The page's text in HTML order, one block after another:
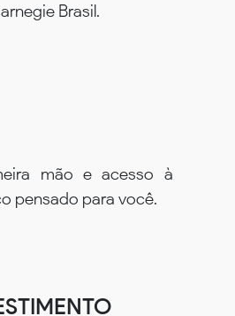
Brasil.
mão e acesso à
pensado para você.